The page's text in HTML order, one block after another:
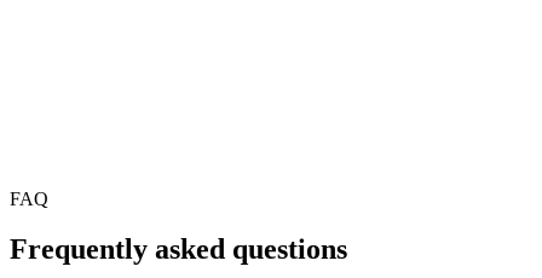
FAQ
Frequently asked questions